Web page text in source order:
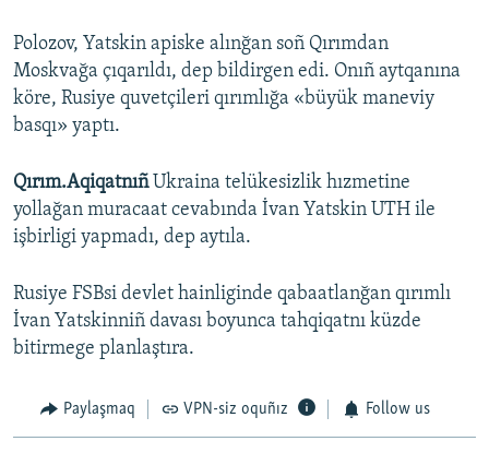
Polozov, Yatskin apiske alınğan soñ Qırımdan
Moskvağa çıqarıldı, dep bildirgen edi. Onıñ aytqanına
köre, Rusiye quvetçileri qırımlığa «büyük maneviy
basqı» yaptı.
Qırım.AqiqatnıñUkraina telükesizlik hızmetine
yollağan muracaat cevabında İvan Yatskin UTH ile
işbirligi yapmadı, dep aytıla.
Rusiye FSBsi devlet hainliginde qabaatlanğan qırımlı
İvan Yatskinniñ davası boyunca tahqiqatnı küzde
bitirmege planlaştıra.
Paylaşmaq VPN-siz oquñız Follow us